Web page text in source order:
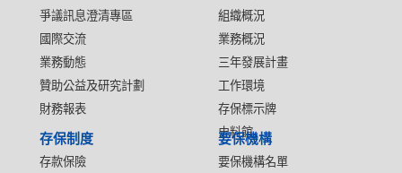
爭議訊息澄清專區
國際交流
業務動態
贊助公益及研究計劃
財務報表
組織概況
業務概況
三年發展計畫
工作環境
存保標示牌
史料館
存保制度
存款保險
要保機構
要保機構名單